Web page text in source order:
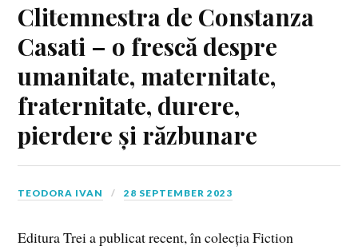
Clitemnestra de Constanza
Casati – o frescă despre
umanitate, maternitate,
fraternitate, durere,
pierdere și răzbunare
TEODORA IVAN 28 SEPTEMBER 2023
Editura Trei a publicat recent, în colecția Fiction